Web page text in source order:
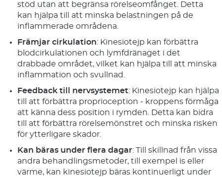
stöd utan att begränsa rörelseomfånget. Detta
kan hjälpa till att minska belastningen på de
inflammerade områdena.
Främjar cirkulation: Kinesiotejp kan förbättra
blodcirkulationen och lymfdränaget i det
drabbade området, vilket kan hjälpa till att minska
inflammation och svullnad.
Feedback till nervsystemet: Kinesiotejp kan hjälpa
till att förbättra proprioception - kroppens förmåga
att känna dess position i rymden. Detta kan bidra
till att förbättra rörelsemönstret och minska risken
för ytterligare skador.
Kan bäras under flera dagar: Till skillnad från vissa
andra behandlingsmetoder, till exempel is eller
värme, kan kinesiotejp bäras kontinuerligt under